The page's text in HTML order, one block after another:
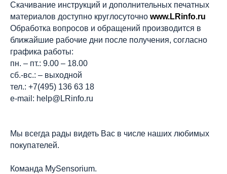
Скачивание инструкций и дополнительных печатных
материалов доступно круглосуточно www.LRinfo.ru
Обработка вопросов и обращений производится в
ближайшие рабочие дни после получения, согласно
графика работы:
пн. – пт.: 9.00 – 18.00
сб.-вс.: – выходной
тел.: +7(495) 136 63 18
е-mail: help@LRinfo.ru
Мы всегда рады видеть Вас в числе наших любимых
покупателей.
Команда MySensorium.